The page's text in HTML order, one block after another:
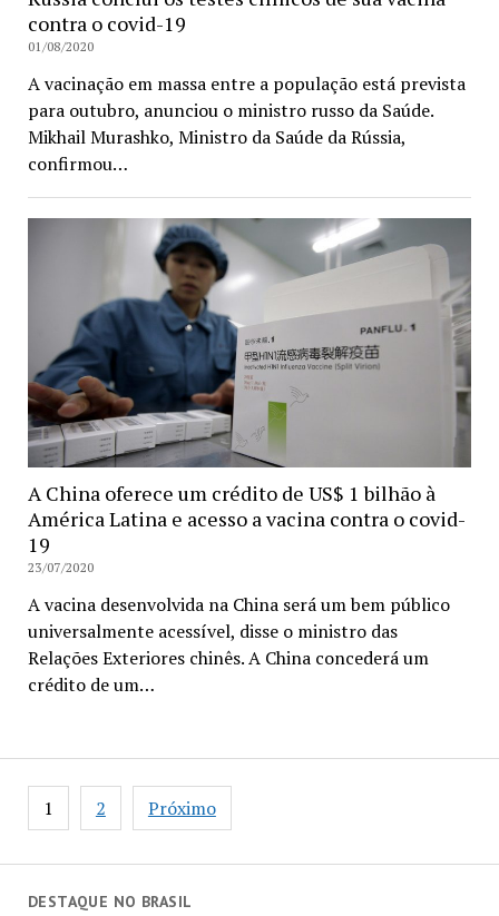
DESTAQUE NO BRASIL
contra o covid-19
01/08/2020
A vacinação em massa entre a população está prevista
para outubro, anunciou o ministro russo da Saúde.
Mikhail Murashko, Ministro da Saúde da Rússia,
confirmou…
A China oferece um crédito de US$ 1 bilhão à
América Latina e acesso a vacina contra o covid-
19
23/07/2020
A vacina desenvolvida na China será um bem público
universalmente acessível, disse o ministro das
Relações Exteriores chinês. A China concederá um
crédito de um…
Paginação
de
1 2 Próximo